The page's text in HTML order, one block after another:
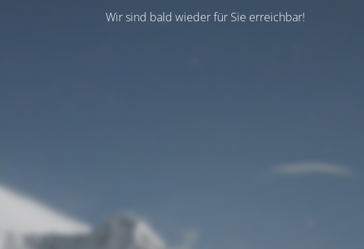
Wir sind bald wieder für Sie erreichbar!